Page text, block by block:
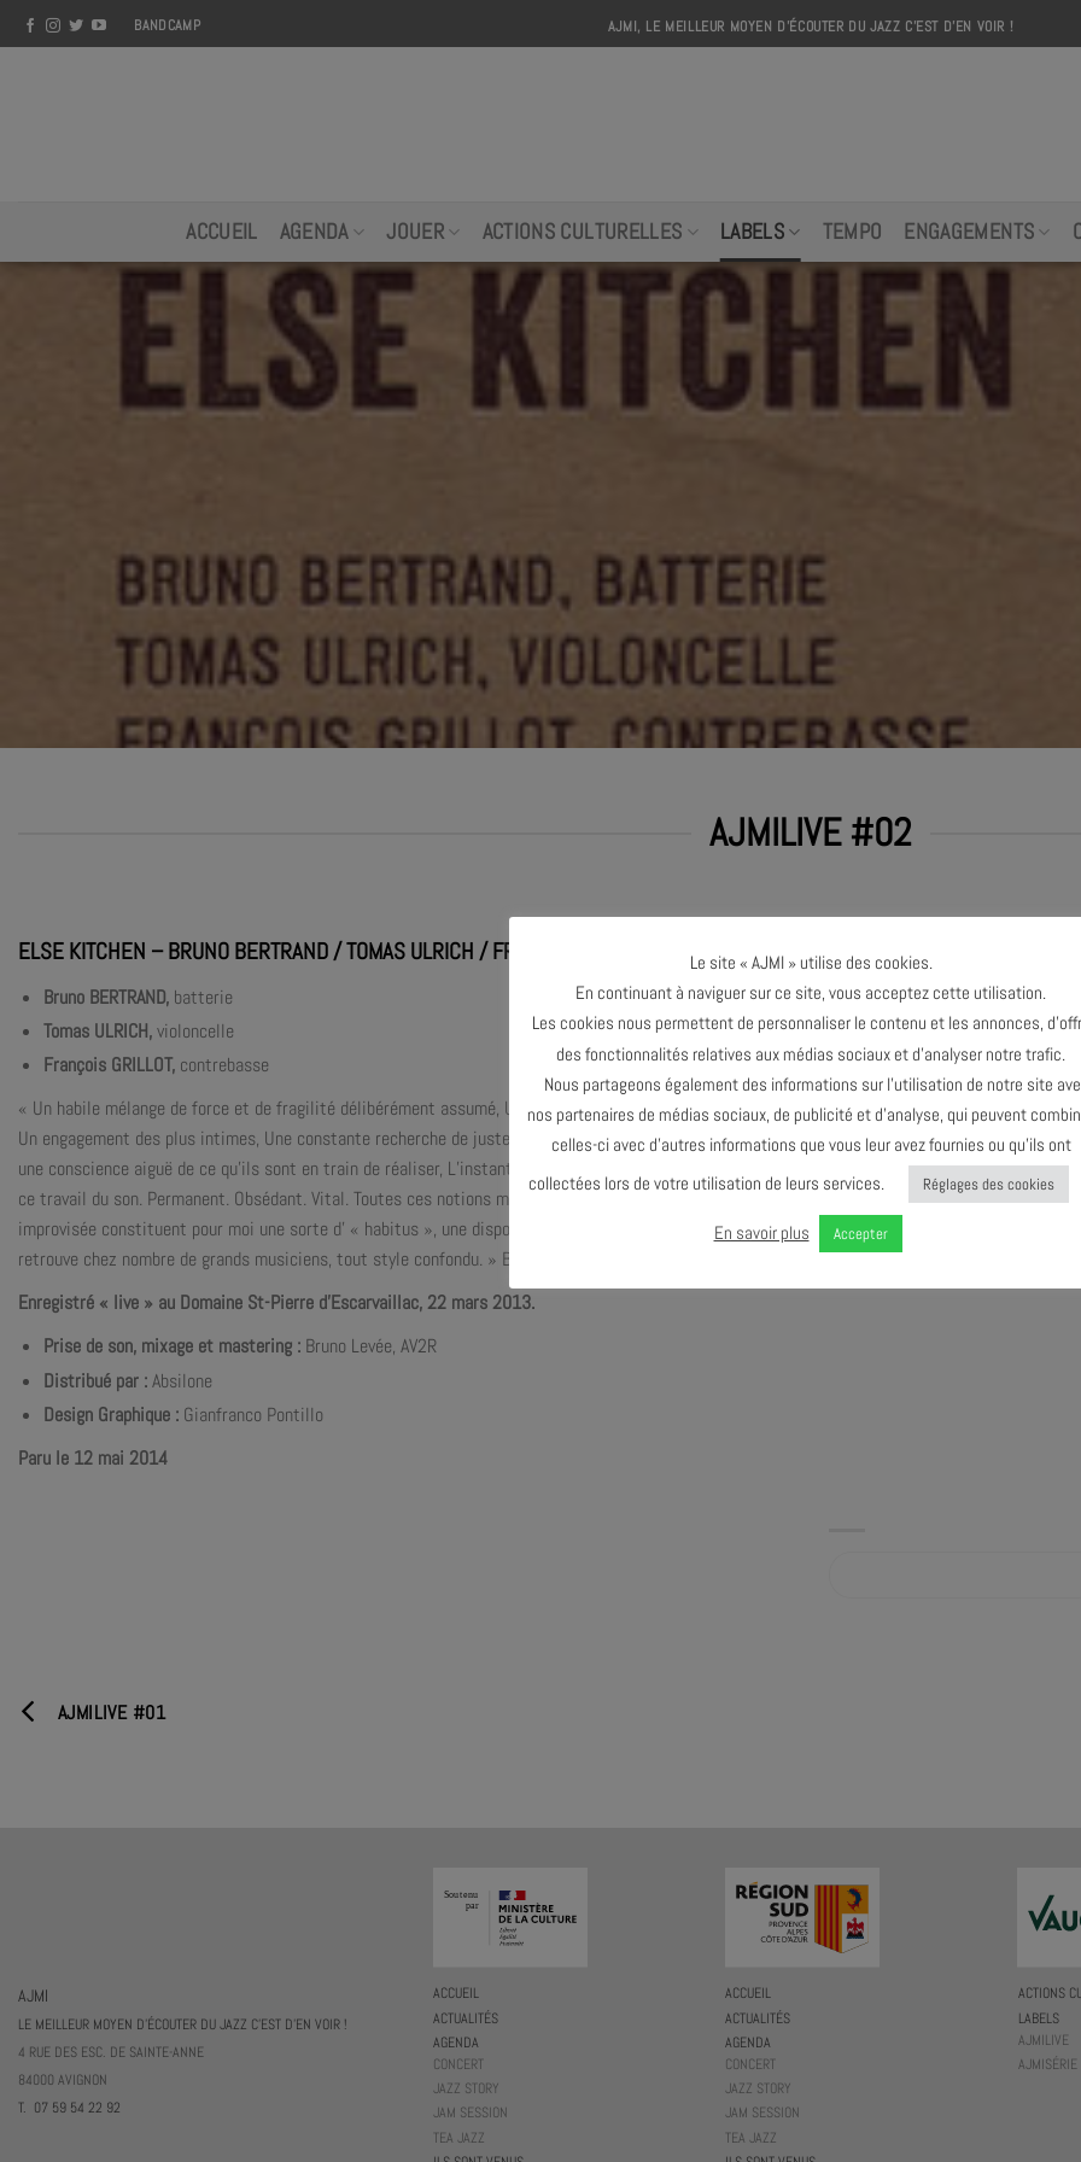
Skip
to
BANDCAMP AJMI, LE MEILLEUR MOYEN D'ÉCOUTER DU JAZZ C'EST D'EN VOIR !
ACCUEIL AGENDA JOUER ACTIONS CULTURELLES LABELS TEMPO ENGAGEMENTS
AJMILIVE #02
ELSE KITCHEN – BRUNO BERTRAND / TOMAS ULRICH / FRANÇOIS GRILLOT
Bruno BERTRAND,batterie
Tomas ULRICH,violoncelle
François GRILLOT,contrebasse
« Un habile mélange de force et de fragilité délibérément assumé, Une prise de risque sincère et totale,
Un engagement des plus intimes, Une constante recherche de justesse vis-à-vis de soi et des autres et
une conscience aiguë de ce qu’ils sont en train de réaliser, L’instant présent. Être là, ici et maintenant, Et
ce travail du son. Permanent. Obsédant. Vital. Toutes ces notions mises en exergue dans la musique
improvisée constituent pour moi une sorte d’ « habitus », une disposition d’esprit bien identifiable qui se
retrouve chez nombre de grands musiciens, tout style confondu. » Bruno Bertrand
Enregistré « live » au Domaine St-Pierre d’Escarvaillac, 22 mars 2013.
Prise de son, mixage et mastering :Bruno Levée, AV2R
Distribué par :Absilone
Design Graphique :Gianfranco Pontillo
Paru le 12 mai 2014
AJMILIVE #01
AJMI
LE MEILLEUR MOYEN D'ÉCOUTER DU JAZZ C'EST D'EN VOIR !
4 RUE DES ESC. DE SAINTE-ANNE
84000 AVIGNON
T. 07 59 54 22 92
ACCUEIL
ACTUALITÉS
AGENDA
CONCERT
JAZZ STORY
JAM SESSION
TEA JAZZ
ACCUEIL
ACTUALITÉS
AGENDA
CONCERT
JAZZ STORY
JAM SESSION
TEA JAZZ
ACTIONS
LABELS
AJMILIVE
AJMISÉRIE
Le site « AJMI » utilise des cookies.
En continuant à naviguer sur ce site, vous acceptez cette utilisation.
Les cookies nous permettent de personnaliser le contenu et les annonces,
des fonctionnalités relatives aux médias sociaux et d’analyser notre trafic.
Nous partageons également des informations sur l’utilisation de notre site
nos partenaires de médias sociaux, de publicité et d’analyse, qui peuvent
celles-ci avec d’autres informations que vous leur avez fournies ou qu’ils ont
collectées lors de votre utilisation de leurs services.
Réglages des cookies
En savoir plus Accepter